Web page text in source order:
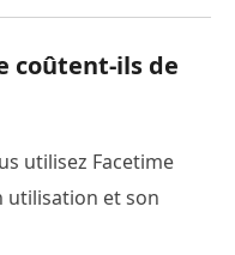
coûtent-ils de
utilisez Facetime
utilisation et son